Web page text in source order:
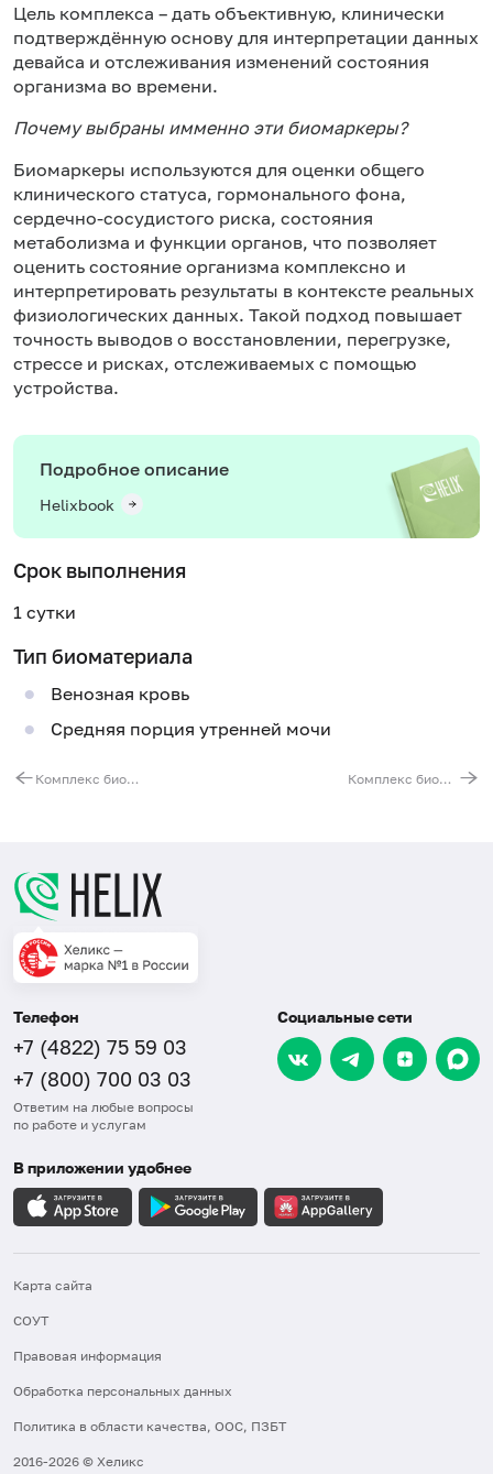
Цель комплекса – дать объективную, клинически
подтверждённую основу для интерпретации данных
девайса и отслеживания изменений состояния
организма во времени.
Почему выбраны имменно эти биомаркеры?
Биомаркеры используются для оценки общего
клинического статуса, гормонального фона,
сердечно-сосудистого риска, состояния
метаболизма и функции органов, что позволяет
оценить состояние организма комплексно и
интерпретировать результаты в контексте реальных
физиологических данных. Такой подход повышает
точность выводов о восстановлении, перегрузке,
стрессе и рисках, отслеживаемых с помощью
устройства.
Подробное описание
Helixbook
Срок выполнения
1 сутки
Тип биоматериала
Венозная кровь
Средняя порция утренней мочи
Комплекс биомаркеров для браслета Whoop (расширенный) Комплекс биомаркеров для Oura Ring (расширенный)
Телефон
+7 (4822) 75 59 03
+7 (800) 700 03 03
Ответим на любые вопросы
по работе и услугам
Социальные сети
В приложении удобнее
Карта сайта
СОУТ
Правовая информация
Обработка персональных данных
Политика в области качества, ООС, ПЗБТ
2016-2026 © Хеликс